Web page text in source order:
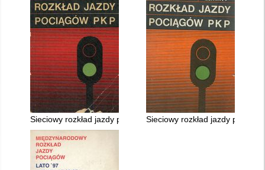
Sieciowy rozkład jazdy pociągów PKP ważny 28.V.1972 -
Sieciowy rozkład jazdy